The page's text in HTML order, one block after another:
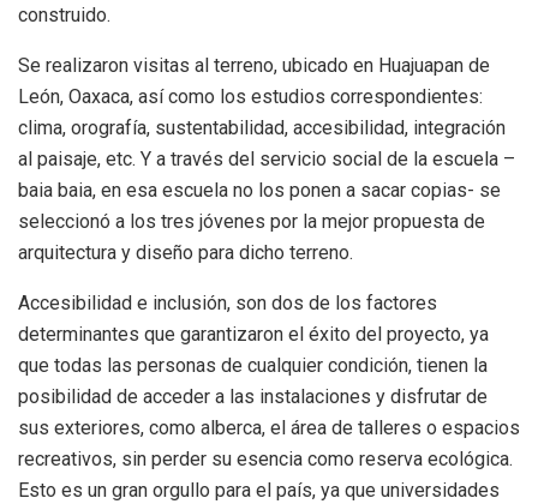
construido.
Se realizaron visitas al terreno, ubicado en Huajuapan de
León, Oaxaca, así como los estudios correspondientes:
clima, orografía, sustentabilidad, accesibilidad, integración
al paisaje, etc. Y a través del servicio social de la escuela –
baia baia, en esa escuela no los ponen a sacar copias- se
seleccionó a los tres jóvenes por la mejor propuesta de
arquitectura y diseño para dicho terreno.
Accesibilidad e inclusión, son dos de los factores
determinantes que garantizaron el éxito del proyecto, ya
que todas las personas de cualquier condición, tienen la
posibilidad de acceder a las instalaciones y disfrutar de
sus exteriores, como alberca, el área de talleres o espacios
recreativos, sin perder su esencia como reserva ecológica.
Esto es un gran orgullo para el país, ya que universidades